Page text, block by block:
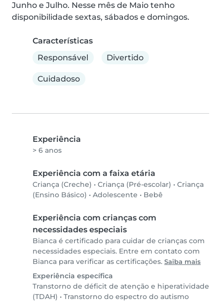
Junho e Julho. Nesse mês de Maio tenho
disponibilidade sextas, sábados e domingos.
Características
Responsável
Divertido
Cuidadoso
Experiência
> 6 anos
Experiência com a faixa etária
Criança (Creche) • Criança (Pré-escolar) • Criança
(Ensino Básico) • Adolescente • Bebê
Experiência com crianças com
necessidades especiais
Bianca é certificado para cuidar de crianças com
necessidades especiais. Entre em contato com
Bianca para verificar as certificações. Saiba mais
Experiência específica
Transtorno de déficit de atenção e hiperatividade
(TDAH) • Transtorno do espectro do autismo